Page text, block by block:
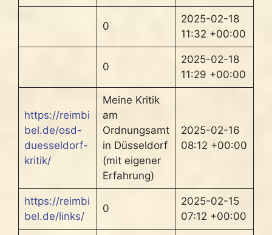
0
2025-02-18
11:32 +00:00
0
2025-02-18
11:29 +00:00
https://reimbi
bel.de/osd-
duesseldorf-
kritik/
Meine Kritik
am
Ordnungsamt
in Düsseldorf
(mit eigener
Erfahrung)
2025-02-16
08:12 +00:00
https://reimbi
bel.de/links/
0
2025-02-15
07:12 +00:00